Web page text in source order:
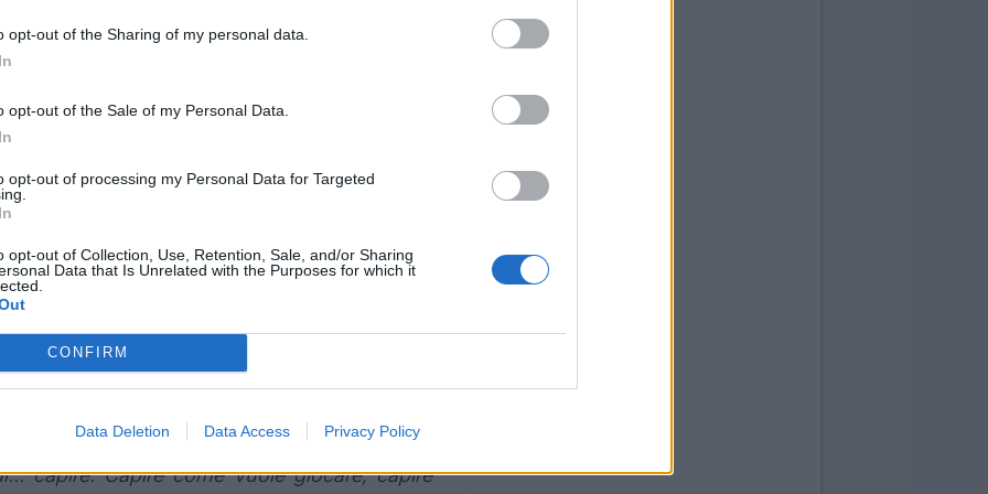
opt-out of the Sharing of my personal data.
opt-out of the Sale of my Personal Data.
opt-out of processing my Personal Data for Targeted
opt-out of Collection, Use, Retention, Sale, and/or Sharing
Data that Is Unrelated with the Purposes for which it
CONFIRM
Data Deletion Data Access Privacy Policy
in Champions?
quella partita non riflette la realtà e il
strana, non so cosa sia successo, ma ora è
tracce nello spogliatoio. Dobbiamo
al meglio le chance in questo torneo:
direttamente dal primo Mondiale della
con Chivu: stupito anche da lui?
si vede dalla precisione che usa in ogni
un’altra dote importante, la schiettezza: parla
pensa in faccia. Non fa giri di parole, va al
chiesto niente di specifico, ma solo di creare
capire. Capire come vuole giocare, capire